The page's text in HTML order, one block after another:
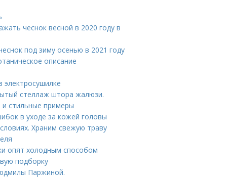
чеснок весной в 2020 году в
под зиму осенью в 2021 году
описание
электросушилке
стеллаж штора жалюзи.
стильные примеры
в уходе за кожей головы
Храним свежую траву
опят холодным способом
подборку
Паржиной.